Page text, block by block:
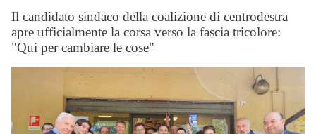
Il candidato sindaco della coalizione di centrodestra
apre ufficialmente la corsa verso la fascia tricolore:
"Qui per cambiare le cose"